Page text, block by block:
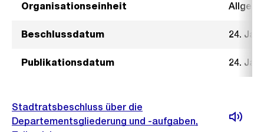
Organisationseinheit
Beschlussdatum 24.
Publikationsdatum 24.
Stadtratsbeschluss über die
Departementsgliederung und -aufgaben,